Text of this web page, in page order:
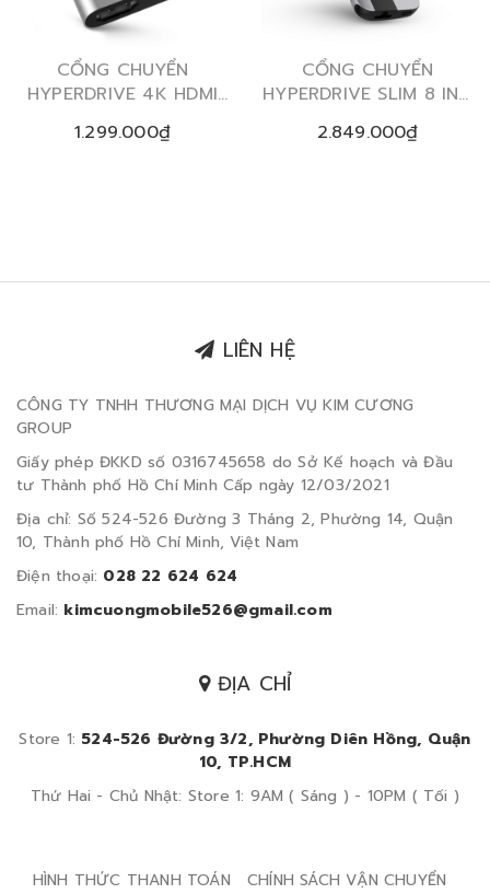
CỔNG CHUYỂN
HYPERDRIVE 4K HDMI
3-IN-1 USB-C HUB FOR
MACBOOK, SURFACE,
1.299.000₫
CỔNG CHUYỂN
HYPERDRIVE SLIM 8 IN 1
USB-C HUB FOR
MACBOOK, SURFACE,
2.849.000₫
LIÊN HỆ
CÔNG TY TNHH THƯƠNG MẠI DỊCH VỤ KIM CƯƠNG
GROUP
Giấy phép ĐKKD số 0316745658 do Sở Kế hoạch và Đầu
tư Thành phố Hồ Chí Minh Cấp ngày 12/03/2021
Địa chỉ: Số 524-526 Đường 3 Tháng 2, Phường 14, Quận
10, Thành phố Hồ Chí Minh, Việt Nam
Điện thoại: 028 22 624 624
Email: kimcuongmobile526@gmail.com
ĐỊA CHỈ
Store 1: 524-526 Đường 3/2, Phường Diên Hồng, Quận
10, TP.HCM
Thứ Hai - Chủ Nhật: Store 1: 9AM ( Sáng ) - 10PM ( Tối )
HÌNH THỨC THANH TOÁN CHÍNH SÁCH VẬN CHUYỂN